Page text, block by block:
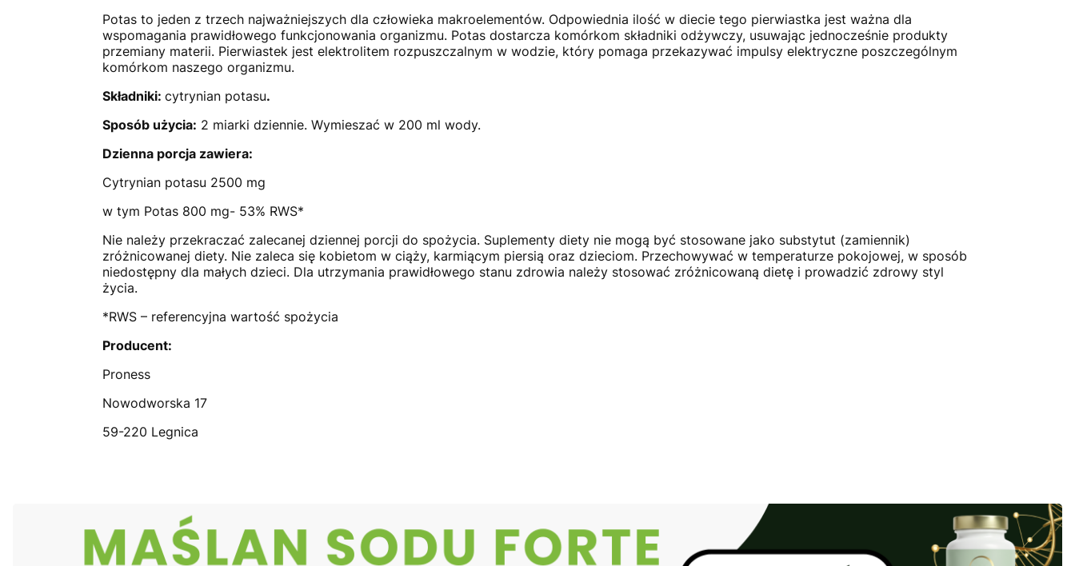
Potas to jeden z trzech najważniejszych dla człowieka makroelementów. Odpowiednia ilość w diecie tego pierwiastka jest ważna dla
wspomagania prawidłowego funkcjonowania organizmu. Potas dostarcza komórkom składniki odżywczy, usuwając jednocześnie produkty
przemiany materii. Pierwiastek jest elektrolitem rozpuszczalnym w wodzie, który pomaga przekazywać impulsy elektryczne poszczególnym
komórkom naszego organizmu.
Składniki: cytrynian potasu.
Sposób użycia: 2 miarki dziennie. Wymieszać w 200 ml wody.
Dzienna porcja zawiera:
Cytrynian potasu 2500 mg
w tym Potas 800 mg- 53% RWS*
Nie należy przekraczać zalecanej dziennej porcji do spożycia. Suplementy diety nie mogą być stosowane jako substytut (zamiennik)
zróżnicowanej diety. Nie zaleca się kobietom w ciąży, karmiącym piersią oraz dzieciom. Przechowywać w temperaturze pokojowej, w sposób
niedostępny dla małych dzieci. Dla utrzymania prawidłowego stanu zdrowia należy stosować zróżnicowaną dietę i prowadzić zdrowy styl
życia.
*RWS – referencyjna wartość spożycia
Producent:
Proness
Nowodworska 17
59-220 Legnica